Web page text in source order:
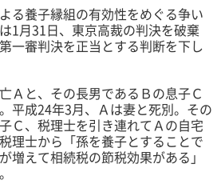
る養子縁組の有効性をめぐる争い
1月31日、東京高裁の判決を破棄
一審判決を正当とする判断を下し
Ａと、その長男であるＢの息子Ｃ
平成24年3月、Ａは妻と死別。その
Ｃ、税理士を引き連れてＡの自宅
理士から「孫を養子とすることで
増えて相続税の節税効果がある」